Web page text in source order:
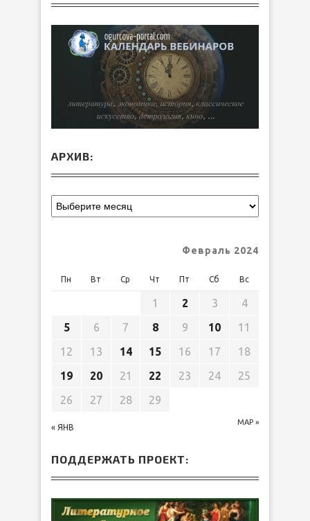
АРХИВ:
Февраль 2024
Пн Вт Ср Чт Пт Сб Вс
« ЯНВ
МАР »
1 2 3
4
5
6 7 8 9 10
11
12
13 14 15 16 17
18
19
20 21 22 23 24
25
26
27 28 29
ПОДДЕРЖАТЬ ПРОЕКТ: